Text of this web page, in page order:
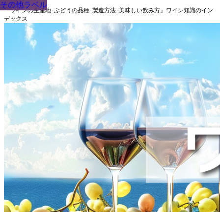
『ワインの生産地･ぶどうの品種･製造方法･美味しい飲み方』ワイン知識のイン
デックス
生産地
品種
生産地
その他
その他
ワインラベル
ワインラベル
その他
生産地
その他